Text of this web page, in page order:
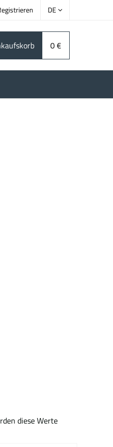
DE
0 €
diese Werte